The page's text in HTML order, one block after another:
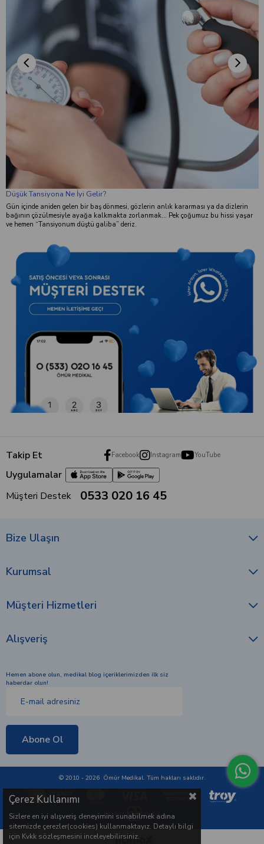
Düşük Tansiyona Ne İyi Gelir?
Gün içinde aniden gelen bir baş dönmesi, gözlerin anlık kararması ya da dizlerin
bağının çözülmesiyle ayağa kalkmakta zorlanmak... Pek çoğumuz bu hissi yaşar
ve hemen “Tansiyonum düştü galiba” deriz.
Takip Et Facebook Instagram YouTube
Uygulamalar
Müşteri Destek
0533 020 16 45
Bize Ulaşın
Kurumsal
Müşteri Hizmetleri
Alışveriş
Hemen abone olun, medikal blog içeriklerimizden ilk siz
haberdar olun!
Abone Ol
© 2010 - 2026 Ömür Medikal. Tüm hakları saklıdır.
Çerez Kullanımı
Sizlere en iyi alışveriş deneyimini sunabilmek adına
sitemizde çerezler(cookies) kullanmaktayız. Detaylı bilgi
için Kvkk sözleşmesini inceleyebilirsiniz.